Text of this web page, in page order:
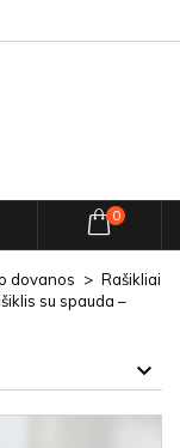
0
dovanos
Rašikliai
su spauda –